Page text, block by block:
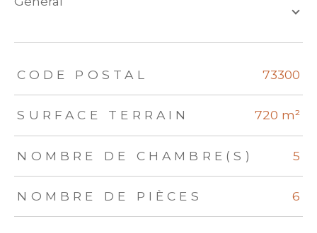
TRAD_ZEPHYR_Caracteristique TRAD_ZEPHYR_Valeurs
CODE POSTAL 73300
SURFACE TERRAIN 720 m²
NOMBRE DE CHAMBRE(S) 5
NOMBRE DE PIÈCES 6